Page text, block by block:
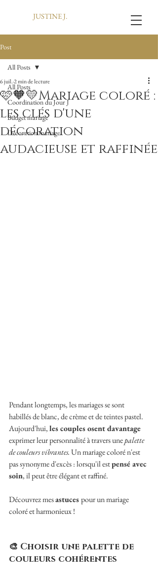
JUSTINE J.
Post
All Posts
Coordination du Jour J
Budget mariage
Décoration mariage
All Posts
🩷🧡💛Mariage coloré :
les clés d'une
décoration
audacieuse et raffinée
6 juil.2 min de lecture
Pendant longtemps, les mariages se sont
habillés de blanc, de crème et de teintes pastel.
Aujourd'hui, les couples osent davantage
exprimer leur personnalité à travers une palette
de couleurs vibrantes. Un mariage coloré n'est
pas synonyme d'excès : lorsqu'il est pensé avec
soin, il peut être élégant et raffiné.
Découvrez mes astuces pour un mariage
coloré et harmonieux !
🎨 Choisir une palette de
couleurs cohérentes